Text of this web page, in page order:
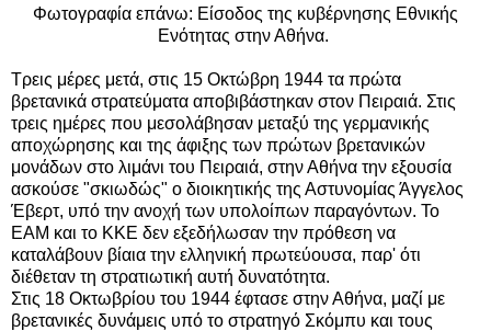
Φωτογραφία επάνω: Είσοδος της κυβέρνησης Εθνικής
Ενότητας στην Αθήνα.
Τρεις μέρες μετά, στις 15 Οκτώβρη 1944 τα πρώτα
βρετανικά στρατεύματα αποβιβάστηκαν στον Πειραιά. Στις
τρεις ημέρες που μεσολάβησαν μεταξύ της γερμανικής
αποχώρησης και της άφιξης των πρώτων βρετανικών
μονάδων στο λιμάνι του Πειραιά, στην Αθήνα την εξουσία
ασκούσε "σκιωδώς" ο διοικητικής της Αστυνομίας Άγγελος
Έβερτ, υπό την ανοχή των υπολοίπων παραγόντων. Το
ΕΑΜ και το ΚΚΕ δεν εξεδήλωσαν την πρόθεση να
καταλάβουν βίαια την ελληνική πρωτεύουσα, παρ' ότι
διέθεταν τη στρατιωτική αυτή δυνατότητα.
Στις 18 Οκτωβρίου του 1944 έφτασε στην Αθήνα, μαζί με
βρετανικές δυνάμεις υπό το στρατηγό Σκόμπυ και τους